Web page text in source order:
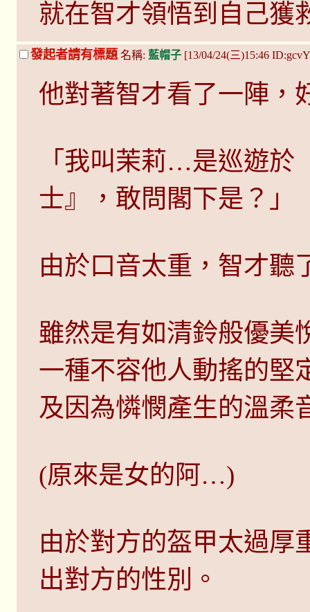
就在智才領悟到自己獲
發起者請有標題 名稱: 藍帽子 [13/04/24(三)15:46
他對著智才看了一陣，
「我叫茉莉…是巡遊於
士』，敢問閣下是？」
由於口音太重，智才聽
雖然是有如清鈴般優美
一種不容他人動搖的堅
及因為憐憫產生的溫柔
(原來是女的阿…)
由於對方的盔甲太過厚
出對方的性別。